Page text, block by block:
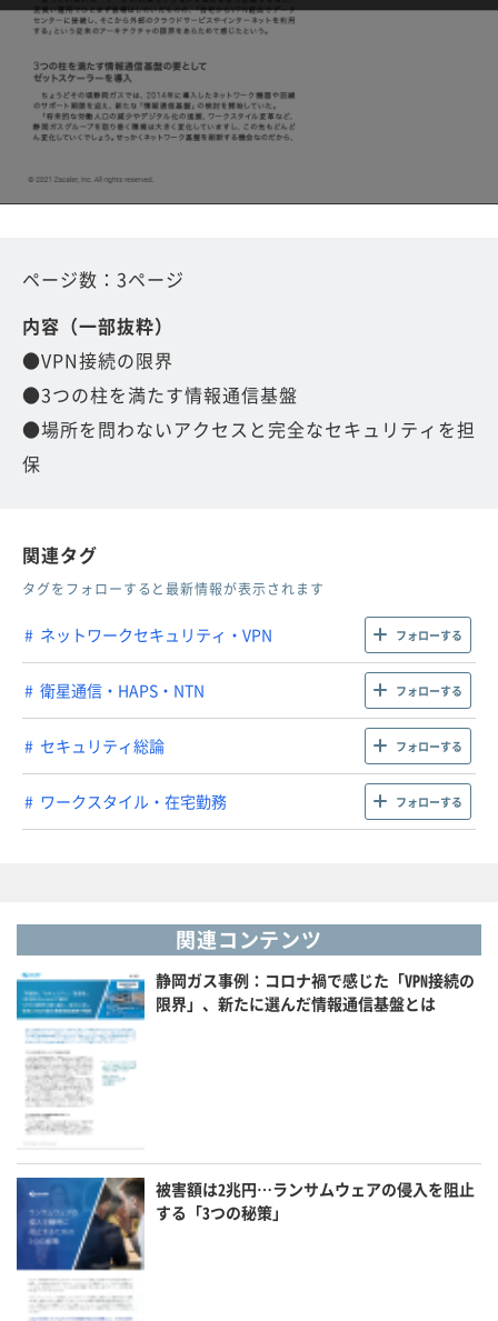
ページ数：3ページ
内容（一部抜粋）
●VPN接続の限界
●3つの柱を満たす情報通信基盤
●場所を問わないアクセスと完全なセキュリティを担
保
関連タグ
タグをフォローすると最新情報が表示されます
ネットワークセキュリティ・VPN フォローする
衛星通信・HAPS・NTN フォローする
セキュリティ総論 フォローする
ワークスタイル・在宅勤務 フォローする
関連コンテンツ
静岡ガス事例：コロナ禍で感じた「VPN接続の
限界」、新たに選んだ情報通信基盤とは
被害額は2兆円…ランサムウェアの侵入を阻止
する「3つの秘策」